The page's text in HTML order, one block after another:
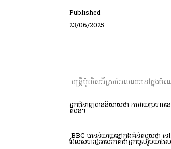
Published
23/06/2025
មន្ត្រីប៉ូលិសអ៊ីស្រាអែលឈរនៅក្នុងចំណ
អ្នកជំនាញបាននិយាយថា ការវាយប្រហារ
តំបន់។
BBC បាននិយាយនៅក្នុងគំនិតមួយថា នៅ
ដែលសហរដ្ឋអាមេរិកគឺជាអ្នកចូលរួមយ៉ាងស